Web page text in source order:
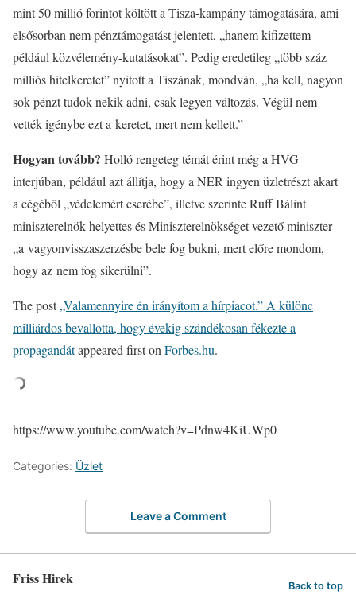
mint 50 millió forintot költött a Tisza-kampány támogatására, ami
elsősorban nem pénztámogatást jelentett, „hanem kifizettem
például közvélemény-kutatásokat”. Pedig eredetileg „több száz
milliós hitelkeretet” nyitott a Tiszának, mondván, „ha kell, nagyon
sok pénzt tudok nekik adni, csak legyen változás. Végül nem
vették igénybe ezt a keretet, mert nem kellett.”
Hogyan tovább? Holló rengeteg témát érint még a HVG-
interjúban, például azt állítja, hogy a NER ingyen üzletrészt akart
a cégéből „védelemért cserébe”, illetve szerinte Ruff Bálint
miniszterelnök-helyettes és Miniszterelnökséget vezető miniszter
„a vagyonvisszaszerzésbe bele fog bukni, mert előre mondom,
hogy az nem fog sikerülni”.
The post„Valamennyire én irányítom a hírpiacot.” A különc
milliárdos bevallotta, hogy évekig szándékosan fékezte a
propagandátappeared first on Forbes.hu.
https://www.youtube.com/watch?v=Pdnw4KiUWp0
Categories: Üzlet
Leave a Comment
Friss Hirek Back to top